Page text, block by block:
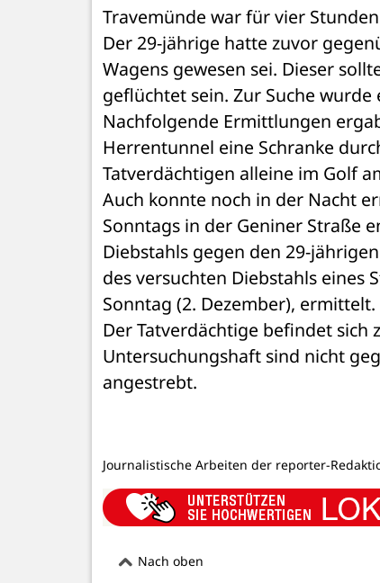
Travemünde war für vier
Der 29-jährige hatte zuvor
Wagens gewesen sei. Dieser
geflüchtet sein. Zur Suche
Nachfolgende Ermittlungen
Herrentunnel eine Schranke
Tatverdächtigen alleine im Golf
Auch konnte noch in der Nacht
Sonntags in der Geniner Straße
Diebstahls gegen den 29-
des versuchten Diebstahls eines
Sonntag (2. Dezember), ermittelt.
Der Tatverdächtige befindet sich
Untersuchungshaft sind nicht
angestrebt.
Journalistische Arbeiten der reporter-
Nach oben